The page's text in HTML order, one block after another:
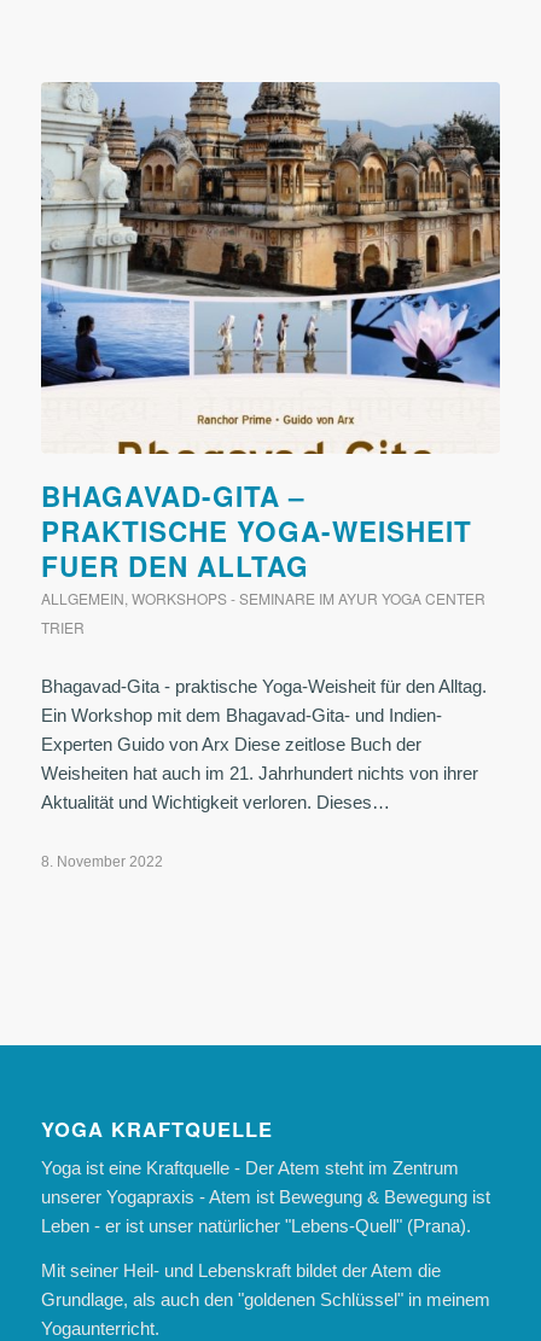
BHAGAVAD-GITA –
PRAKTISCHE YOGA-WEISHEIT
FUER DEN ALLTAG
ALLGEMEIN, WORKSHOPS - SEMINARE IM AYUR YOGA CENTER
TRIER
Bhagavad-Gita - praktische Yoga-Weisheit für den Alltag.
Ein Workshop mit dem Bhagavad-Gita- und Indien-
Experten Guido von Arx Diese zeitlose Buch der
Weisheiten hat auch im 21. Jahrhundert nichts von ihrer
Aktualität und Wichtigkeit verloren. Dieses…
8. November 2022
YOGA KRAFTQUELLE
Yoga ist eine Kraftquelle - Der Atem steht im Zentrum
unserer Yogapraxis - Atem ist Bewegung & Bewegung ist
Leben - er ist unser natürlicher "Lebens-Quell" (Prana).
Mit seiner Heil- und Lebenskraft bildet der Atem die
Grundlage, als auch den "goldenen Schlüssel" in meinem
Yogaunterricht.